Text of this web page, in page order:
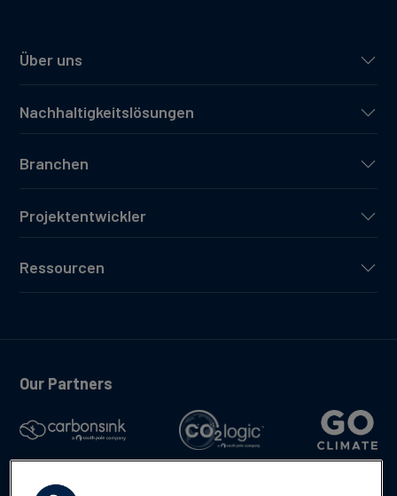
Über uns
Nachhaltigkeitslösungen
Branchen
Projektentwickler
Ressourcen
Our Partners